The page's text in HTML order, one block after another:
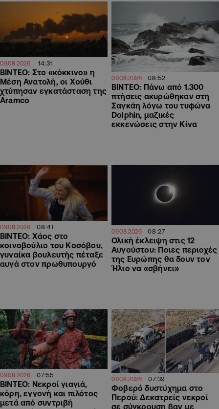
09.08.2026 14:31
ΒΙΝΤΕΟ: Στο «κόκκινο» η
Μέση Ανατολή, οι Χούθι
χτύπησαν εγκατάσταση της
Aramco
09.08.2026 08:52
ΒΙΝΤΕΟ: Πάνω από 1.300
πτήσεις ακυρώθηκαν στη
Σαγκάη λόγω του τυφώνα
Dolphin, μαζικές
εκκενώσεις στην Κίνα
09.08.2026 08:41
ΒΙΝΤΕΟ: Χάος στο
κοινοβούλιο του Κοσόβου,
γυναίκα βουλευτής πέταξε
αυγά στον πρωθυπουργό
09.08.2026 08:27
Ολική έκλειψη στις 12
Αυγούστου: Ποιες περιοχές
της Ευρώπης θα δουν τον
Ήλιο να «σβήνει»
09.08.2026 07:55
ΒΙΝΤΕΟ: Νεκροί γιαγιά,
κόρη, εγγονή και πιλότος
μετά από συντριβή
09.08.2026 07:39
Φοβερό δυστύχημα στο
Περού: Δεκατρείς νεκροί
σε σύγκρουση βαν με